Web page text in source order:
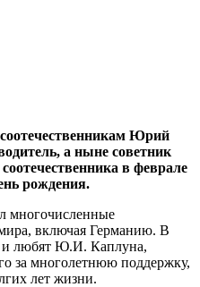
Юрий
а ныне советник
в феврале
рождения.
многочисленные
включая Германию. В
и любят Ю.И. Каплуна,
за многолетнюю поддержку,
лет жизни.